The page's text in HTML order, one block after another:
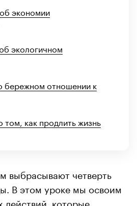
об экономии
экологичном
бережном отношении к
том, как продлить жизнь
выбрасывают четверть
В этом уроке мы освоим
действий, которые